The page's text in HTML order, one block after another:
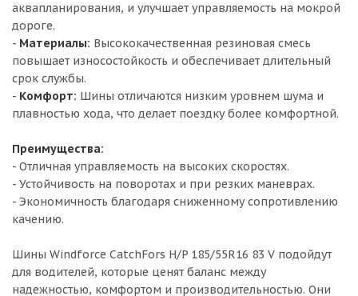
аквапланирования, и улучшает управляемость на мокрой
дороге.
- Материалы: Высококачественная резиновая смесь
повышает износостойкость и обеспечивает длительный
срок службы.
- Комфорт: Шины отличаются низким уровнем шума и
плавностью хода, что делает поездку более комфортной.
Преимущества:
- Отличная управляемость на высоких скоростях.
- Устойчивость на поворотах и при резких маневрах.
- Экономичность благодаря сниженному сопротивлению
качению.
Шины Windforce CatchFors H/P 185/55R16 83 V подойдут
для водителей, которые ценят баланс между
надежностью, комфортом и производительностью. Они